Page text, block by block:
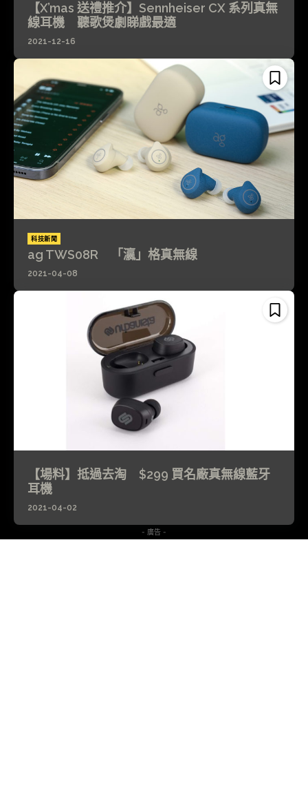
【X’mas 送禮推介】Sennheiser CX 系列真無
線耳機 聽歌煲劇睇戲最適
2021-12-16
科技新聞
ag TWS08R 「瀛」格真無線
2021-04-08
【場料】抵過去淘 $299 買名廠真無線藍牙
耳機
2021-04-02
- 廣告 -